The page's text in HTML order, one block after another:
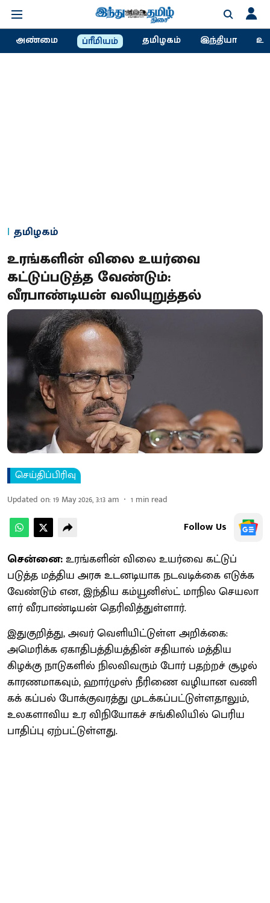
அண்மை ப்ரீமியம் தமிழகம் இந்தியா
தமிழகம்
உரங்களின் விலை உயர்வை
கட்டுப்படுத்த வேண்டும்:
வீரபாண்டியன் வலியுறுத்தல்
செய்திப்பிரிவு
Updated on:19 May 2026, 3:13 am 1 min read
Follow Us
சென்னை:உரங்​களின் விலை உயர்வை கட்​டுப்​
படுத்த மத்​திய அரசு உடனடி​யாக நடவடிக்கை எடுக்க
வேண்​டும் என, இந்​திய கம்​யூனிஸ்ட் மாநில செய​லா​
ளர் வீர​பாண்​டியன் தெரி​வித்​துள்​ளார்.
இதுகுறித்​து, அவர் வெளி​யிட்​டுள்ள அறிக்​கை:
அமெரிக்க ஏகா​திபத்​தி​யத்​தின் சதி​யால் மத்​திய
கிழக்கு நாடு​களில் நில​விவரும் போர் பதற்​றச் சூழல்
காரண​மாக​வும், ஹார்​முஸ் நீரிணை வழி​யான வணி​
கக் கப்​பல் போக்​கு​வரத்து முடக்​கப்​பட்​டுள்​ள​தா​லும்,
உலகளா​விய உர விநி​யோகச் சங்​கி​லி​யில் பெரிய
பாதிப்பு ஏற்​பட்​டுள்​ளது.